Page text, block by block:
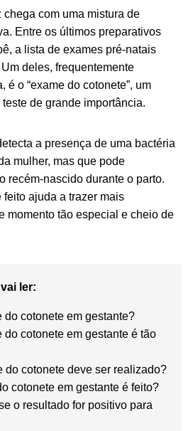
com uma mistura de
Entre os últimos preparativos
a lista de exames pré-natais
deles, frequentemente
é o “exame do cotonete”, um
de grande importância.
a presença de uma bactéria
mulher, mas que pode
recém-nascido durante o parto.
feito ajuda a trazer mais
momento tão especial e cheio de
ler:
do cotonete em gestante?
do cotonete em gestante é tão
do cotonete deve ser realizado?
cotonete em gestante é feito?
o resultado for positivo para